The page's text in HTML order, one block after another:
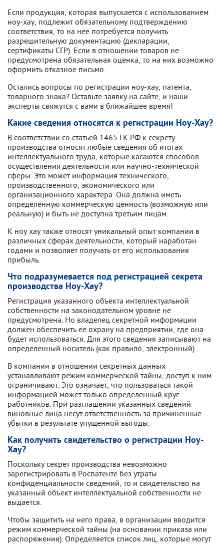
Если продукция, которая выпускается с использованием
ноу-хау, подлежит обязательному подтверждению
соответствия, то на нее потребуется получить
разрешительную документацию (декларации,
сертификаты СГР). Если в отношении товаров не
предусмотрена обязательная оценка, то на них возможно
оформить отказное письмо.
Остались вопросы по регистрации ноу-хау, патента,
товарного знака? Оставьте заявку на сайте, и наши
эксперты свяжутся с вами в ближайшее время!
Какие сведения относятся к регистрации Ноу-Хау?
В соответствии со статьей 1465 ГК РФ к секрету
производства относят любые сведения об итогах
интеллектуального труда, которые касаются способов
осуществления деятельности или научно-технической
сферы. Это может информация технического,
производственного, экономического или
организационного характера. Она должна иметь
определенную коммерческую ценность (возможную или
реальную) и быть не доступна третьим лицам.
К ноу хау также относят уникальный опыт компании в
различных сферах деятельности, который наработан
годами и позволяет получать от его использования
прибыль.
Что подразумевается под регистрацией секрета
производства Ноу-Хау?
Регистрация указанного объекта интеллектуальной
собственности на законодательном уровне не
предусмотрена. Но владелец секретной информации
должен обеспечить ее охрану на предприятии, где она
будет использоваться. Для этого сведения записывают на
определенный носитель (как правило, электронный).
В компании в отношении секретных данных
устанавливают режим коммерческой тайны, доступ к ним
ограничивают. Это означает, что пользоваться такой
информацией может только определенный круг
работников. При разглашении указанных сведений
виновные лица несут ответственность за причиненные
убытки в результате упущенной выгоды.
Как получить свидетельство о регистрации Ноу-
Хау?
Поскольку секрет производства невозможно
зарегистрировать в Роспатенте без утраты
конфиденциальности сведений, то и свидетельство на
указанный объект интеллектуальной собственности не
выдается.
Чтобы защитить на него права, в организации вводится
режим коммерческой тайны (на основании приказа или
распоряжения). Определяется список лиц, которые могут